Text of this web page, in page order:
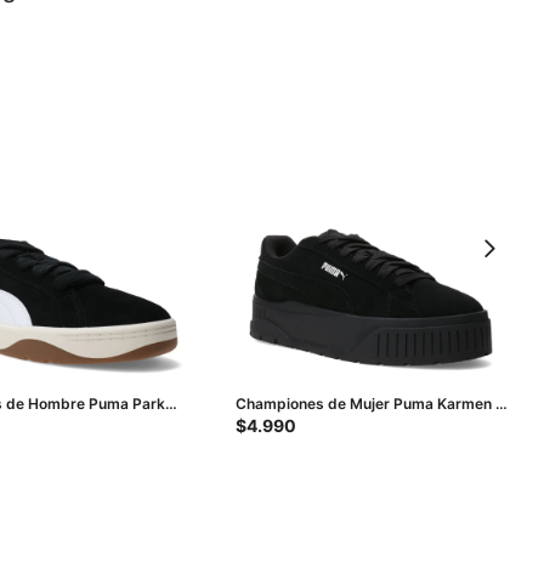
de Hombre Puma Park
Championes de Mujer Puma Karmen Il
- Negro
$4.990